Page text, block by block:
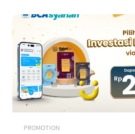
PROMOTION